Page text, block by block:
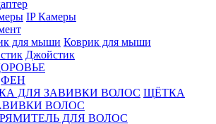
IP Камеры
Коврик для мыши
Джойстик
ФЕН
ЩЁТКА
ВОЛОС